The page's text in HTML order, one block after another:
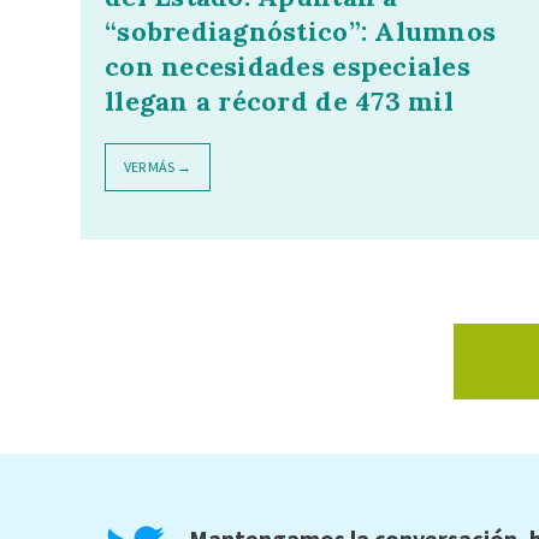
“sobrediagnóstico”: Alumnos
con necesidades especiales
llegan a récord de 473 mil
VER MÁS →